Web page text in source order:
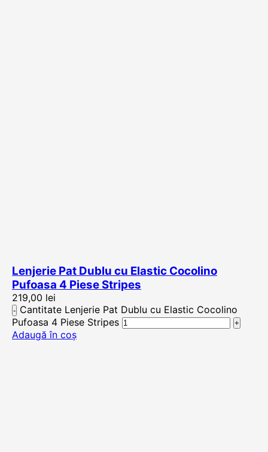
Lenjerie Pat Dublu cu Elastic Cocolino
Pufoasa 4 Piese Stripes
219,00 lei
Cantitate Lenjerie Pat Dublu cu Elastic Cocolino
Pufoasa 4 Piese Stripes
Adaugă în coș